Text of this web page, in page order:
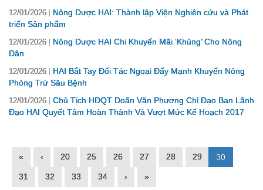
12/01/2026
Nông Dược HAI: Thành lập Viện Nghiên cứu và Phát
triển Sản phẩm
12/01/2026
Nông Dược HAI Chi Khuyến Mãi ‘Khủng’ Cho Nông
Dân
12/01/2026
HAI Bắt Tay Đối Tác Ngoại Đẩy Mạnh Khuyến Nông
Phòng Trừ Sâu Bệnh
12/01/2026
Chủ Tịch HĐQT Doãn Văn Phương Chỉ Đạo Ban Lãnh
Đạo HAI Quyết Tâm Hoàn Thành Và Vượt Mức Kế Hoạch 2017
« ‹ 20 25 26 27 28 29 30
31 32 33 34 › »